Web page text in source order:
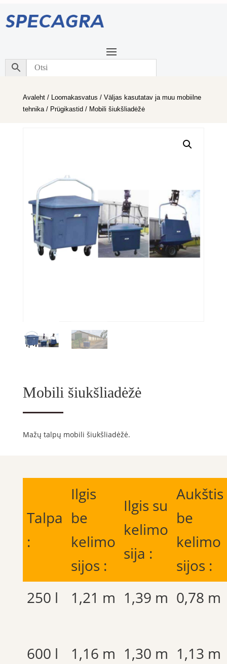
Avaleht/ Loomakasvatus / Väljas kasutatav ja muu mobiilne
tehnika/ Prügikastid / Mobili šiukšliadėžė
Mobili šiukšliadėžė
Mažų talpų mobili šiukšliadėžė.
Talpa
:
Ilgis
be
kelimo
sijos :
Ilgis su
kelimo
sija :
Aukštis
be
kelimo
sijos :
250 l
1,21 m 1,39 m 0,78 m
600 l 1,16 m 1,30 m 1,13 m